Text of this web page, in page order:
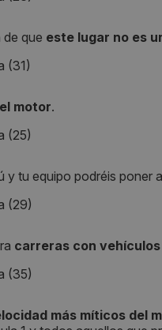
que este lugar no es
motor.
y tu equipo podréis poner
carreras con
más míticos del